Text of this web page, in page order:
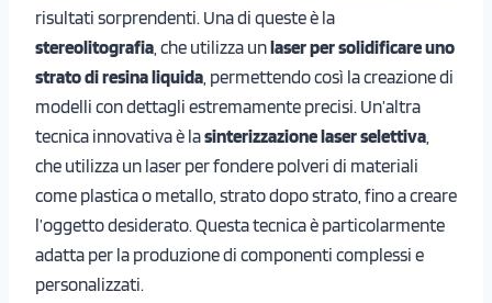
risultati sorprendenti. Una di queste è la
stereolitografia , che utilizza unlaser per solidificare uno
strato di resina liquida , permettendo così la creazione di
modelli con dettagli estremamente precisi. Un’altra
tecnica innovativa è lasinterizzazione laser selettiva
che utilizza un laser per fondere polveri di materiali
come plastica o metallo, strato dopo strato, fino a creare
l’oggetto desiderato. Questa tecnica è particolarmente
adatta per la produzione di componenti complessi e
personalizzati.